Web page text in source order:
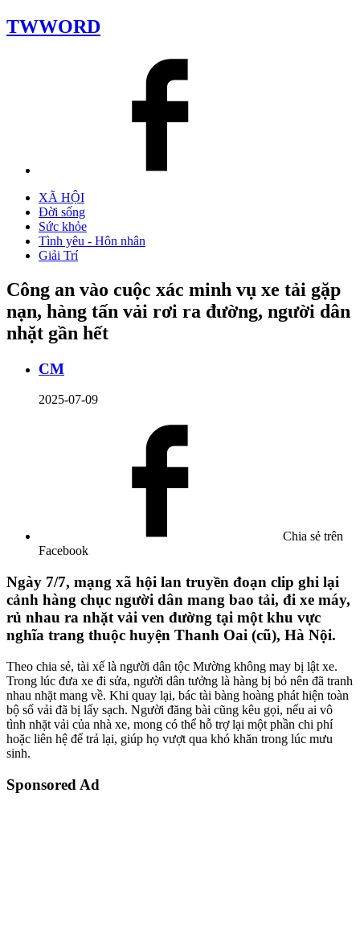
TWWORD
XÃ HỘI
Đời sống
Sức khỏe
Tình yêu - Hôn nhân
Giải Trí
Công an vào cuộc xác minh vụ xe tải gặp
nạn, hàng tấn vải rơi ra đường, người dân
nhặt gần hết
CM
2025-07-09
Chia sẻ trên
Facebook
Ngày 7/7, mạng xã hội lan truyền đoạn clip ghi lại
cảnh hàng chục người dân mang bao tải, đi xe máy,
rủ nhau ra nhặt vải ven đường tại một khu vực
nghĩa trang thuộc huyện Thanh Oai (cũ), Hà Nội.
Theo chia sẻ, tài xế là người dân tộc Mường không may bị lật xe.
Trong lúc đưa xe đi sửa, người dân tưởng là hàng bị bỏ nên đã tranh
nhau nhặt mang về. Khi quay lại, bác tài bàng hoàng phát hiện toàn
bộ số vải đã bị lấy sạch. Người đăng bài cũng kêu gọi, nếu ai vô
tình nhặt vải của nhà xe, mong có thể hỗ trợ lại một phần chi phí
hoặc liên hệ để trả lại, giúp họ vượt qua khó khăn trong lúc mưu
sinh.
Sponsored Ad